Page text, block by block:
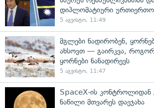
დიპლომატიური
5 აგვისტო, 11:49
მგლები ნადირობენ,
ახსოვთ — გაირკვა,
ყორნები ნანადირევს
5 აგვისტო, 11:47
SpaceX-ის კონტროლიდან
ნაწილი მთვარეს დაეჯახა